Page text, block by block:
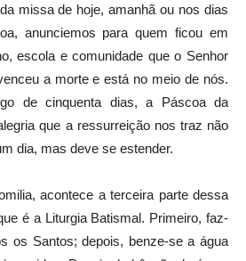
missa de hoje, amanhã ou nos dias
anunciemos para quem ficou em
escola e comunidade que o Senhor
a morte e está no meio de nós.
de cinquenta dias, a Páscoa da
que a ressurreição nos traz não
dia, mas deve se estender.
acontece a terceira parte dessa
é a Liturgia Batismal. Primeiro, faz-
os Santos; depois, benze-se a água